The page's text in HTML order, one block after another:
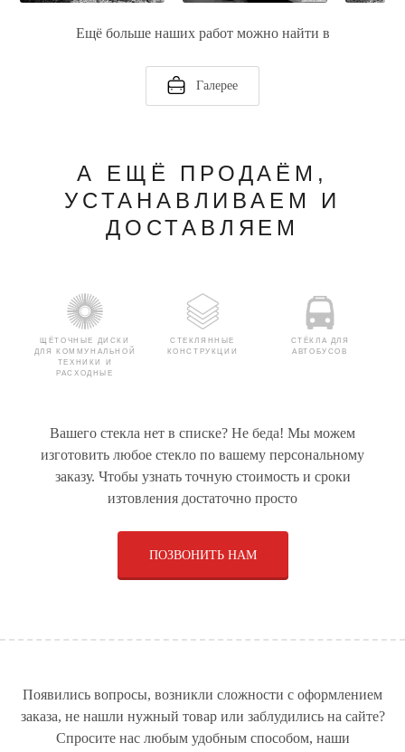
Ещё больше наших работ можно найти в
Галерее
А ЕЩЁ ПРОДАЁМ,
УСТАНАВЛИВАЕМ И
ДОСТАВЛЯЕМ
ЩЁТОЧНЫЕ ДИСКИ
ДЛЯ КОММУНАЛЬНОЙ
ТЕХНИКИ И
РАСХОДНЫЕ
СТЕКЛЯННЫЕ
КОНСТРУКЦИИ
СТЁКЛА ДЛЯ
АВТОБУСОВ
СТЁКЛА ДЛЯ КАТЕРОВ
И ЯХТ
ДЛЯ СПЕЦТЕХНИКИ
АВТОМОБИЛЕЙ
СТЁКЛА ДЛЯ ДУШЕВЫХ
АВТОМОБИЛЕЙ
МЕТЁЛОК
Вашего стекла нет в списке? Не беда! Мы можем
изготовить любое стекло по вашему персональному
заказу. Чтобы узнать точную стоимость и сроки
изтовления достаточно просто
ПОЗВОНИТЬ НАМ
Появились вопросы, возникли сложности с оформлением
заказа, не нашли нужный товар или заблудились на сайте?
Спросите нас любым удобным способом, наши